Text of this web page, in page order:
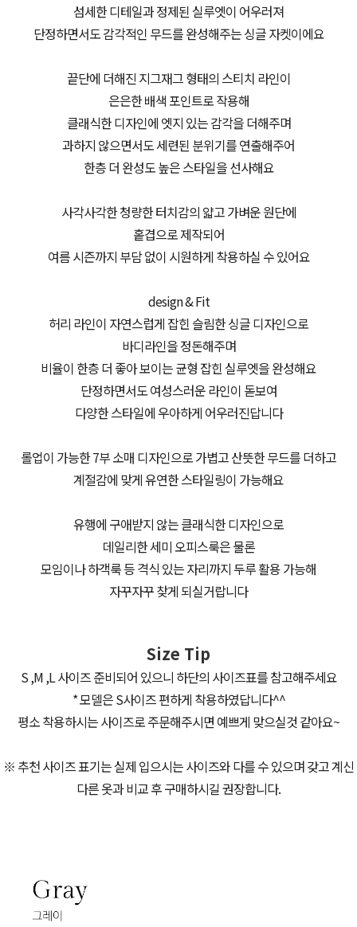
섬세한 디테일과 정제된 실루엣이 어우러져
단정하면서도 감각적인 무드를 완성해주는 싱글 자켓이에요
끝단에 더해진 지그재그 형태의 스티치 라인이
은은한 배색 포인트로 작용해
클래식한 디자인에 엣지 있는 감각을 더해주며
과하지 않으면서도 세련된 분위기를 연출해주어
한층 더 완성도 높은 스타일을 선사해요
사각사각한 청량한 터치감의 얇고 가벼운 원단에
홑겹으로 제작되어
여름 시즌까지 부담 없이 시원하게 착용하실 수 있어요
design & Fit
허리 라인이 자연스럽게 잡힌 슬림한 싱글 디자인으로
바디라인을 정돈해주며
비율이 한층 더 좋아 보이는 균형 잡힌 실루엣을 완성해요
단정하면서도 여성스러운 라인이 돋보여
다양한 스타일에 우아하게 어우러진답니다
롤업이 가능한 7부 소매 디자인으로 가볍고 산뜻한 무드를 더하고
계절감에 맞게 유연한 스타일링이 가능해요
유행에 구애받지 않는 클래식한 디자인으로
데일리한 세미 오피스룩은 물론
모임이나 하객룩 등 격식 있는 자리까지 두루 활용 가능해
자꾸자꾸 찾게 되실거랍니다
Size Tip
S ,M ,L 사이즈 준비되어 있으니 하단의 사이즈표를 참고해주세요
* 모델은 S사이즈 편하게 착용하였답니다^^
평소 착용하시는 사이즈로 주문해주시면 예쁘게 맞으실것 같아요~
※ 추천 사이즈 표기는 실제 입으시는 사이즈와 다를 수 있으며 갖고 계신
다른 옷과 비교 후 구매하시길 권장합니다.